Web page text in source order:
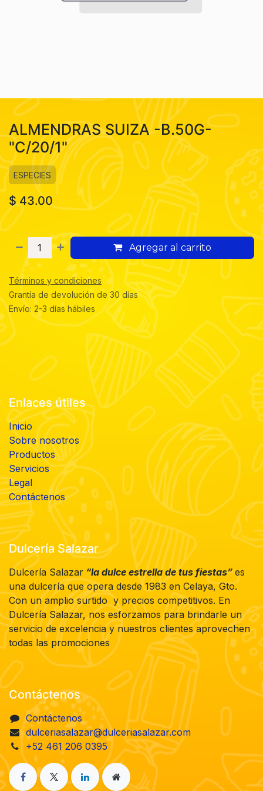
ALMENDRAS SUIZA -B.50G-
"C/20/1"
ESPECIES
$43.00
Agregar al carrito
Términos y condiciones
Grantía de devolución de 30 días
Envío: 2-3 días hábiles
Enlaces útiles
Inicio
Sobre nosotros
Productos
Servicios
Legal
Contáctenos
Dulcería Salazar
Dulcería Salazar “la dulce estrella de tus fiestas”es
una dulcería que opera desde 1983 en Celaya, Gto.
Con un amplio surtido y precios competitivos. En
Dulcería Salazar, nos esforzamos para brindarle un
servicio de excelencia y nuestros clientes aprovechen
todas las promociones
Contáctenos
Contáctenos
dulceriasalazar@dulceriasalazar.com
+52 461 206 0395